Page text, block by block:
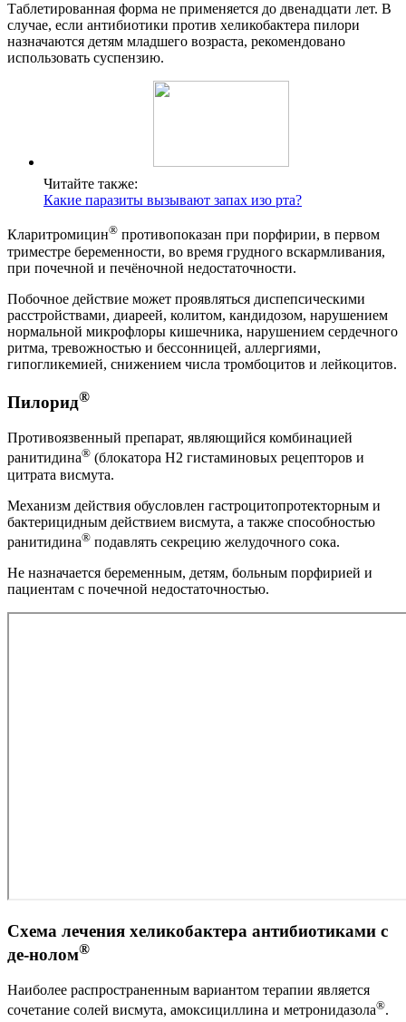
Таблетированная форма не применяется до двенадцати лет. В
случае, если антибиотики против хеликобактера пилори
назначаются детям младшего возраста, рекомендовано
использовать суспензию.
Читайте также:
Какие паразиты вызывают запах изо рта?
Кларитромицин® противопоказан при порфирии, в первом
триместре беременности, во время грудного вскармливания,
при почечной и печёночной недостаточности.
Побочное действие может проявляться диспепсическими
расстройствами, диареей, колитом, кандидозом, нарушением
нормальной микрофлоры кишечника, нарушением сердечного
ритма, тревожностью и бессонницей, аллергиями,
гипогликемией, снижением числа тромбоцитов и лейкоцитов.
Пилорид®
Противоязвенный препарат, являющийся комбинацией
ранитидина® (блокатора Н2 гистаминовых рецепторов и
цитрата висмута.
Механизм действия обусловлен гастроцитопротекторным и
бактерицидным действием висмута, а также способностью
ранитидина® подавлять секрецию желудочного сока.
Не назначается беременным, детям, больным порфирией и
пациентам с почечной недостаточностью.
Схема лечения хеликобактера антибиотиками с
де-нолом®
Наиболее распространенным вариантом терапии является
сочетание солей висмута, амоксициллина и метронидазола®.